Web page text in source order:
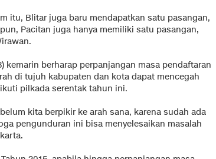
itu, Blitar juga baru mendapatkan satu pasangan,
Pacitan juga hanya memiliki satu pasangan,
kemarin berharap perpanjangan masa pendaftaran
di tujuh kabupaten dan kota dapat mencegah
pilkada serentak tahun ini.
kita berpikir ke arah sana, karena sudah ada
pengunduran ini bisa menyelesaikan masalah